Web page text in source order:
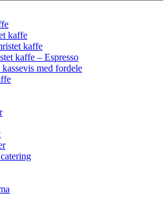
kaffe
kaffe
kaffe – Espresso
med fordele